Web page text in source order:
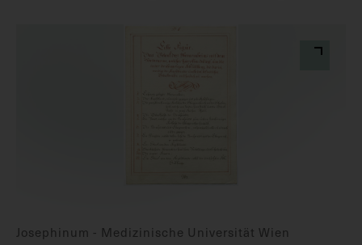
Josephinum - Medizinische Universität Wien